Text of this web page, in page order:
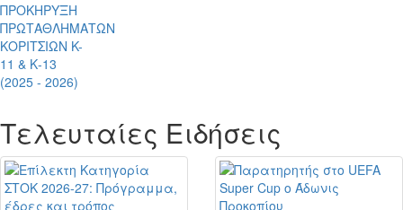
ΠΡΟΚΗΡΥΞΗ
ΠΡΩΤΑΘΛΗΜΑΤΩΝ
ΚΟΡΙΤΣΙΩΝ K-
11 & Κ-13
(2025 - 2026)
Τελευταίες Ειδήσεις